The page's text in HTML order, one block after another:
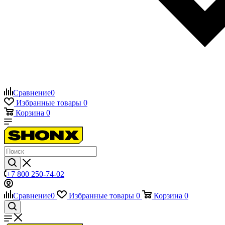
Сравнение0
Избранные товары 0
Корзина 0
+7 800 250-74-02
Сравнение0 Избранные товары 0 Корзина 0